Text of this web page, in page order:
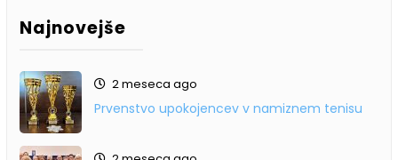
Najnovejše
2 meseca ago
Prvenstvo upokojencev v namiznem tenisu